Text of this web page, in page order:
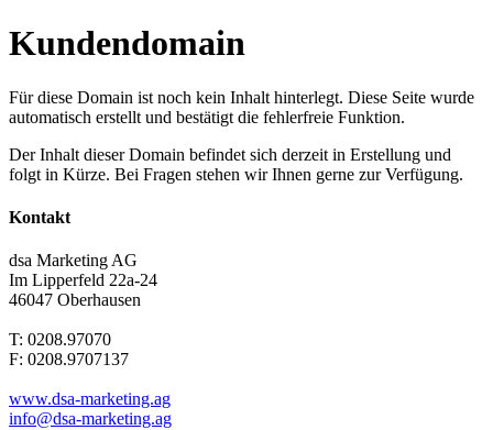
Kundendomain
Für diese Domain ist noch kein Inhalt hinterlegt. Diese Seite wurde
automatisch erstellt und bestätigt die fehlerfreie Funktion.
Der Inhalt dieser Domain befindet sich derzeit in Erstellung und
folgt in Kürze. Bei Fragen stehen wir Ihnen gerne zur Verfügung.
Kontakt
dsa Marketing AG
Im Lipperfeld 22a-24
46047 Oberhausen
T: 0208.97070
F: 0208.9707137
www.dsa-marketing.ag
info@dsa-marketing.ag